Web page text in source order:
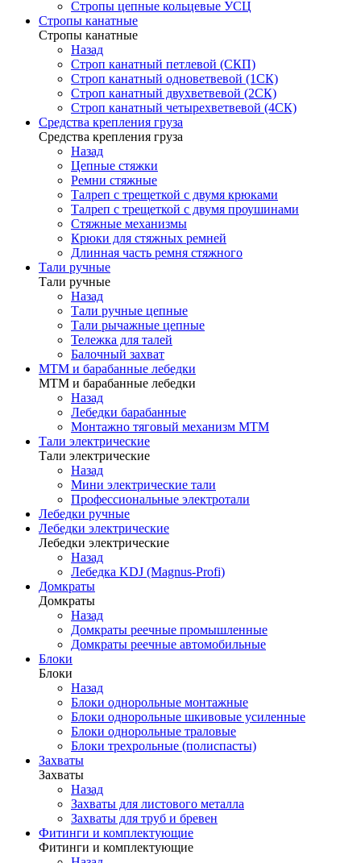
Стропы цепные кольцевые УСЦ
Стропы канатные
Стропы канатные
Назад
Строп канатный петлевой (СКП)
Строп канатный одноветвевой (1СК)
Строп канатный двухветвевой (2СК)
Строп канатный четырехветвевой (4СК)
Средства крепления груза
Средства крепления груза
Назад
Цепные стяжки
Ремни стяжные
Талреп с трещеткой с двумя крюками
Талреп с трещеткой с двумя проушинами
Стяжные механизмы
Крюки для стяжных ремней
Длинная часть ремня стяжного
Тали ручные
Тали ручные
Назад
Тали ручные цепные
Тали рычажные цепные
Тележка для талей
Балочный захват
МТМ и барабанные лебедки
МТМ и барабанные лебедки
Назад
Лебедки барабанные
Монтажно тяговый механизм МТМ
Тали электрические
Тали электрические
Назад
Мини электрические тали
Профессиональные электротали
Лебедки ручные
Лебедки электрические
Лебедки электрические
Назад
Лебедка KDJ (Magnus-Profi)
Домкраты
Домкраты
Назад
Домкраты реечные промышленные
Домкраты реечные автомобильные
Блоки
Блоки
Назад
Блоки однорольные монтажные
Блоки однорольные шкивовые усиленные
Блоки однорольные траловые
Блоки трехрольные (полиспасты)
Захваты
Захваты
Назад
Захваты для листового металла
Захваты для труб и бревен
Фитинги и комплектующие
Фитинги и комплектующие